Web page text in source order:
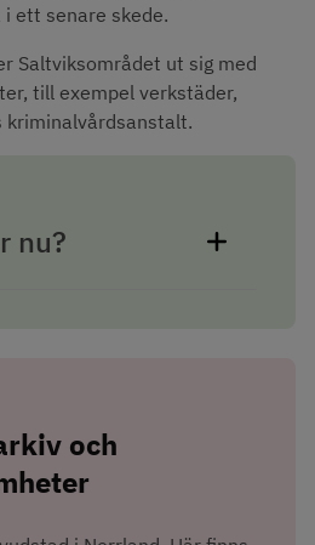
ett senare skede.
Saltviksområdet ut sig med
till exempel verkstäder,
kriminalvårdsanstalt.
nu?
och